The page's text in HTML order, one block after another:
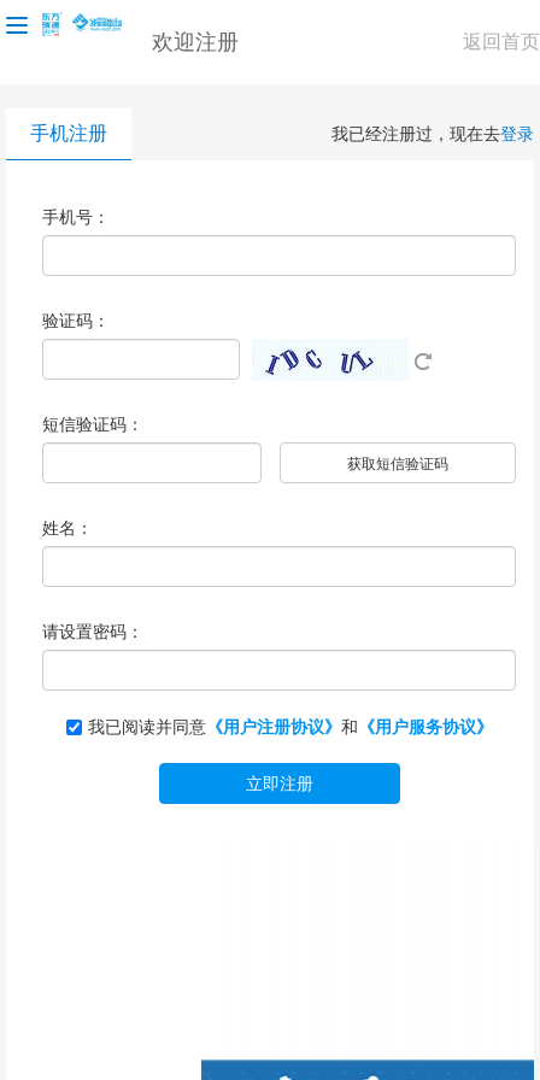
欢迎注册 返回首页
手机注册 我已经注册过，现在去登录
手机号：
验证码：
短信验证码：
获取短信验证码
姓名：
请设置密码：
我已阅读并同意《用户注册协议》 和 《用户服务协议》
立即注册